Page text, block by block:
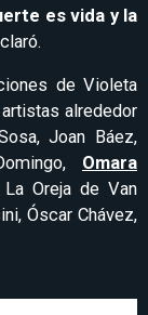
es vida y la
de Violeta
alrededor
Joan Báez,
Omara
La Oreja de Van
Óscar Chávez,